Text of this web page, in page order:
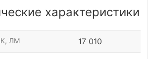
характеристики
ЛМ 17 010